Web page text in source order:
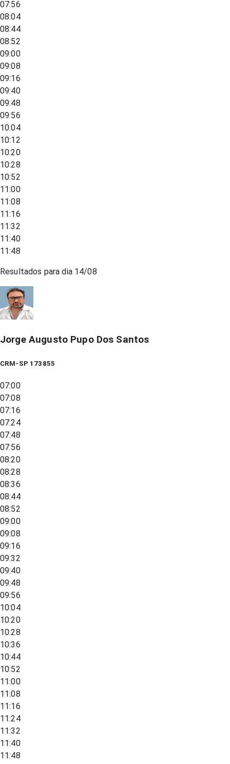
07:56
08:04
08:44
08:52
09:00
09:08
09:16
09:40
09:48
09:56
10:04
10:12
10:20
10:28
10:52
11:00
11:08
11:16
11:32
11:40
11:48
Resultados para dia 14/08
Jorge Augusto Pupo Dos Santos
CRM-SP 173855
07:00
07:08
07:16
07:24
07:48
07:56
08:20
08:28
08:36
08:44
08:52
09:00
09:08
09:16
09:32
09:40
09:48
09:56
10:04
10:20
10:28
10:36
10:44
10:52
11:00
11:08
11:16
11:24
11:32
11:40
11:48